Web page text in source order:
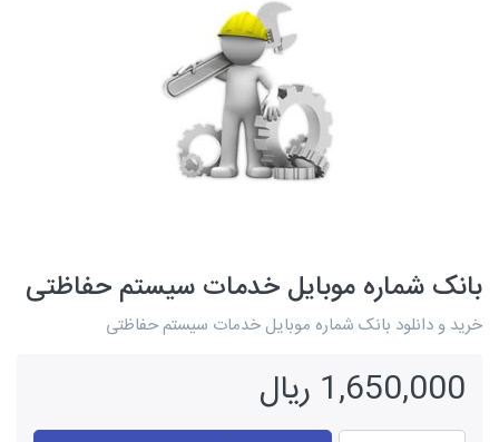
بانک شماره موبایل خدمات سیستم حفاظتی
خرید و دانلود بانک شماره موبایل خدمات سیستم حفاظتی
1,650,000 ریال